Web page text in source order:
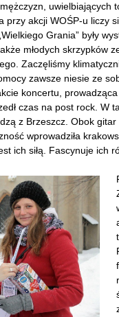
uwielbiających
przy akcji WOŚP-u liczy
Grania” były
młodych skrzypków
Zaczęliśmy
zawsze niesie ze
koncertu,
czas na post rock. W
z Brzeszcz. Obok
wprowadziła
ich siłą. Fascynuje ich